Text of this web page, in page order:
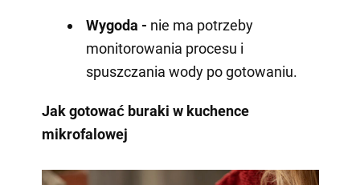
Wygoda - nie ma potrzeby
monitorowania procesu i
spuszczania wody po gotowaniu.
Jak gotować buraki w kuchence
mikrofalowej